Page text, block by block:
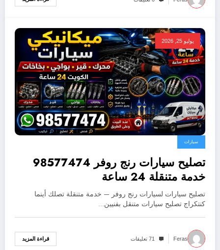
يوليو 25, 2026
سيارات
تصليح سيارات رنج روفر 98577474
خدمة متنقلة 24 ساعة
تصليح سيارات لسيارات رنج روفر — خدمة متنقلة تصلك أينما
كنتكراج تصليح سيارات متنقل بفنيين…
Feras 71 تعليقات قراءة المزيد